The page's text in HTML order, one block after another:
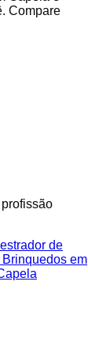
Compare
de
em